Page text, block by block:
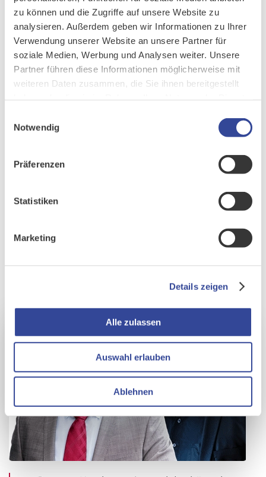
zu können und die Zugriffe auf unsere Website zu
analysieren. Außerdem geben wir Informationen zu Ihrer
Verwendung unserer Website an unsere Partner für
soziale Medien, Werbung und Analysen weiter. Unsere
Partner führen diese Informationen möglicherweise mit
weiteren Daten zusammen, die Sie ihnen bereitgestellt
Notwendig
Präferenzen
Statistiken
Marketing
Details zeigen
Alle zulassen
Auswahl erlauben
Ablehnen
100.000 Kunden, 30.000 Vertriebspartnern, sowie diversen
Produktpartnern und Dienstleistern ermöglich einen kompakten
Überblick alle Geschäftspartner spezifischen Details.
Optimiertes Kunden- und Zeitmanagement
Kundenbetreuung. Zusätzliche Freiräume entstanden durch die
Ablösung der händischen Tabellenpflege durch eine
EVI<->VPP
CTI-Integration über Clarity